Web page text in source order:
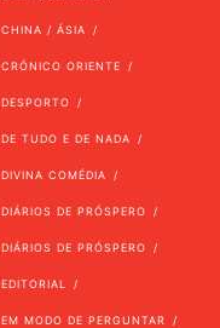
CHINA / ÁSIA
CRÓNICO ORIENTE
DESPORTO
DE TUDO E DE NADA
DIVINA COMÉDIA
DIÁRIOS DE PRÓSPERO
DIÁRIOS DE PRÓSPERO
EDITORIAL
EM MODO DE PERGUNTAR